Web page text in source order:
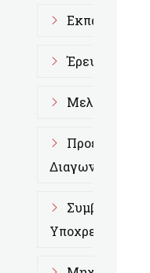
Εκπαίδευση
Έρευνα
Μελέτες
Διαγωνισμούς
Υποχρεώσεων